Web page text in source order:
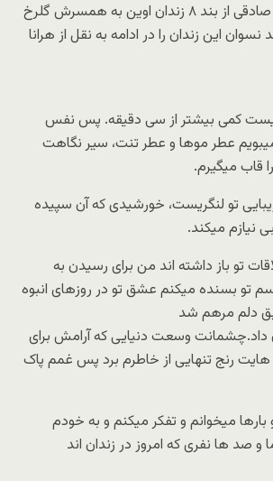
متن کامل نامه آرش صادقی از بند ۸ زندان اوین به همسرش گلرخ
نسوان این زندان را در ادامه به نقل از هرانا
کمی بیشتر از سی دقیقه. پس نفس
عطر موها و عطر تنت، سیر نگاهت
قاب میگیرم.
تو لنگریست، خورشیدی که آن سپیده
نیازم میکند.
تو باز داشته اند من برای رسیدن به
تو بسنده میکنم عشق تو در روزهای انبوه
دلم مرهم شد
داد.چشمانت وسعت دنیایی که آرامش برای
رنج تنهایی از خاطرم برد پس غمم پاک
و بارها میخوانم و تفکر میکنم و به خودم
و صد ها نفری که امروز در زندان اند